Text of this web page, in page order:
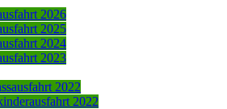
2026
2025
2024
2023
2022
2022